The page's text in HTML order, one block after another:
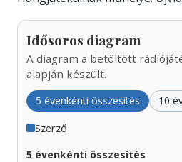
Idősoros diagram
A diagram a betöltött
alapján készült.
5 évenkénti összesítés 10
Szerző
5 évenkénti összesítés